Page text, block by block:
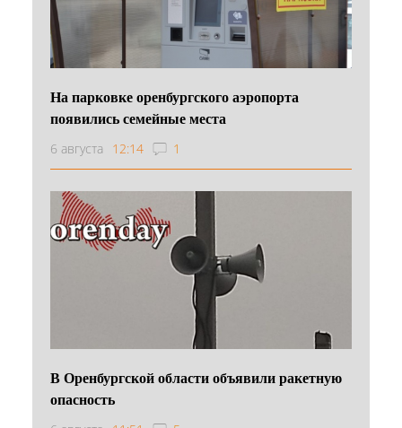
На парковке оренбургского аэропорта
появились семейные места
6 августа 12:14 1
В Оренбургской области объявили ракетную
опасность